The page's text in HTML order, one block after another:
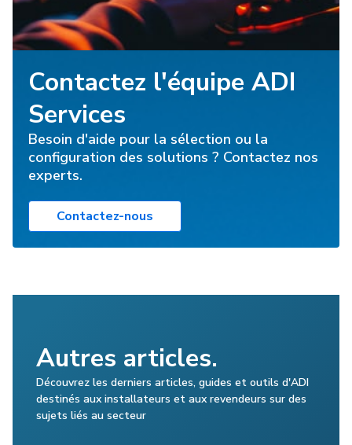
Contactez l'équipe ADI
Services
Besoin d'aide pour la sélection ou la
configuration des solutions ? Contactez nos
experts.
Contactez-nous
Autres articles.
Découvrez les derniers articles, guides et outils d'ADI
destinés aux installateurs et aux revendeurs sur des
sujets liés au secteur